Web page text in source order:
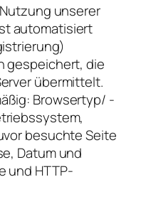
unserer
automatisiert
gespeichert, die
übermittelt.
Browsertyp/ -
besuchte Seite
Datum und
und HTTP-